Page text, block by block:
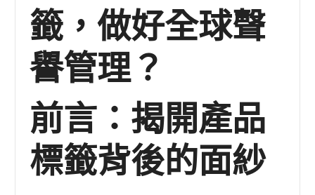
籤，做好全球聲
譽管理？
前言：揭開產品
標籤背後的面紗